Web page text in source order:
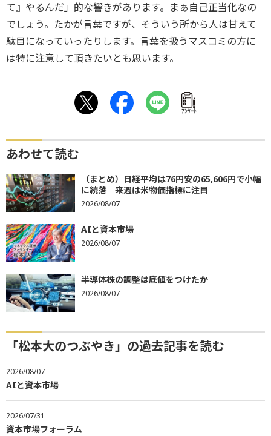
て』やるんだ」的な響きがあります。まぁ自己正当化なの
でしょう。たかが言葉ですが、そういう所から人は甘えて
駄目になっていったりします。言葉を扱うマスコミの方に
は特に注意して頂きたいとも思います。
ｱﾝｹｰﾄ
あわせて読む
（まとめ）日経平均は76円安の65,606円で小幅
に続落 来週は米物価指標に注目
2026/08/07
AIと資本市場
2026/08/07
半導体株の調整は底値をつけたか
2026/08/07
「松本大のつぶやき」の過去記事を読む
2026/08/07
AIと資本市場
2026/07/31
資本市場フォーラム